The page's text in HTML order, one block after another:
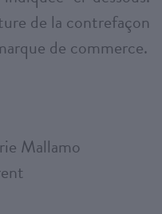
de la contrefaçon
de commerce.
Mallamo